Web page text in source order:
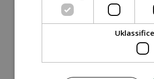
Tilbehør
Tilbehør
Tilbehør Walk Behind